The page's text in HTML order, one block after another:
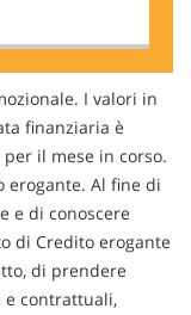
I valori in
finanziaria è
il mese in corso.
erogante. Al fine di
e di conoscere
di Credito erogante
di prendere
e contrattuali,